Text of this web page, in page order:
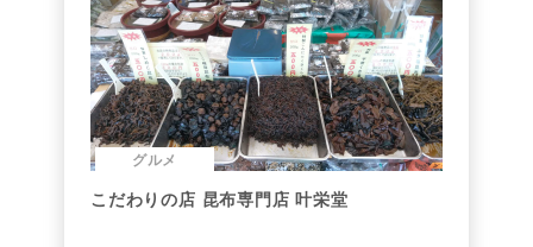
グルメ
こだわりの店 昆布専門店 叶栄堂